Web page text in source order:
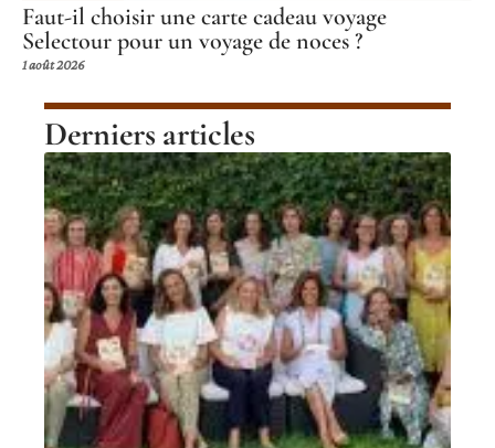
Faut-il choisir une carte cadeau voyage
Selectour pour un voyage de noces ?
1 août 2026
Derniers articles